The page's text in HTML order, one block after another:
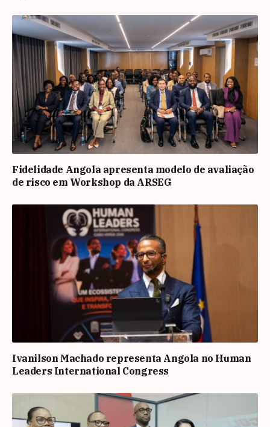
Fidelidade Angola apresenta modelo de avaliação
de risco em Workshop da ARSEG
Ivanilson Machado representa Angola no Human
Leaders International Congress